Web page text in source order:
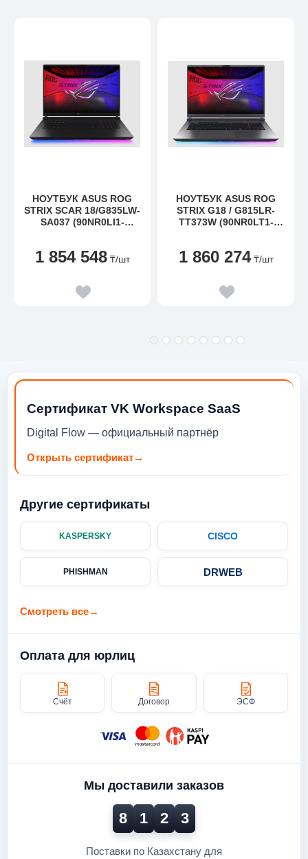
НОУТБУК ASUS ROG
STRIX SCAR 18/G835LW-
SA037 (90NR0LI1-
1 854 548 ₸/шт
НОУТБУК ASUS ROG
STRIX G18 / G815LR-
TT373W (90NR0LT1-
1 860 274 ₸/шт
Сертификат VK Workspace SaaS
Digital Flow — официальный партнёр
Открыть сертификат→
Другие сертификаты
KASPERSKY CISCO
PHISHMAN DRWEB
Смотреть все→
Оплата для юрлиц
Счёт Договор ЭСФ
Мы доставили заказов
8 1 2 3
Поставки по Казахстану для